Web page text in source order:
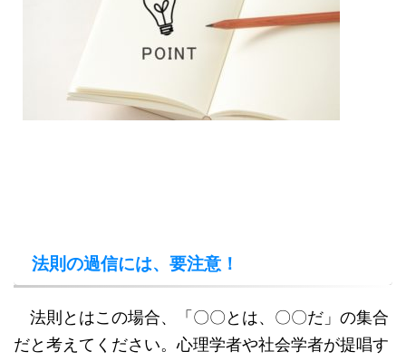
法則の過信には、要注意！
法則とはこの場合、「〇〇とは、〇〇だ」の集合
だと考えてください。心理学者や社会学者が提唱す